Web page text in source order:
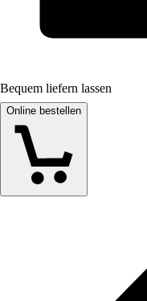
Bequem liefern lassen
Online bestellen